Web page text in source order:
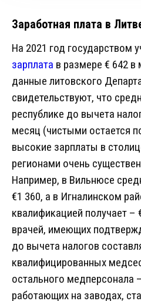
Заработная плата в
На 2021 год государством
зарплата в размере € 642
данные литовского
свидетельствуют, что
республике до вычета
месяц (чистыми остается
высокие зарплаты в
регионами очень
Например, в Вильнюсе
€1 360, а в Игналинском
квалификацией получает –
врачей, имеющих
до вычета налогов
квалифицированных
остального медперсонала
работающих на заводах,